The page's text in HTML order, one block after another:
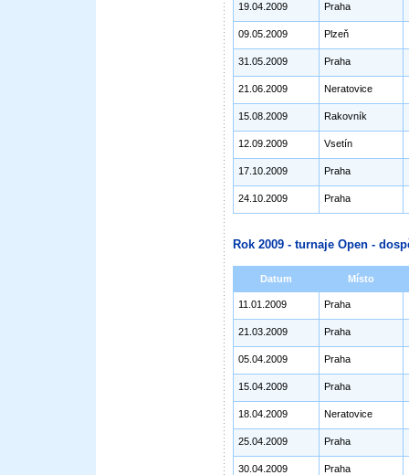
19.04.2009 Praha
09.05.2009 Plzeň
31.05.2009 Praha
21.06.2009 Neratovice
15.08.2009 Rakovník
12.09.2009 Vsetín
17.10.2009 Praha
24.10.2009 Praha
Rok 2009 - turnaje Open -
Datum Místo
11.01.2009 Praha
21.03.2009 Praha
05.04.2009 Praha
15.04.2009 Praha
18.04.2009 Neratovice
25.04.2009 Praha
30.04.2009 Praha